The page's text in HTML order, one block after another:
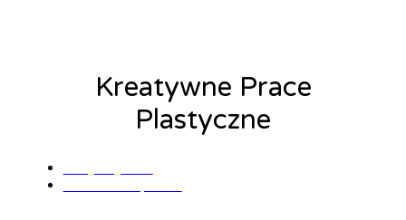
Kreatywne Prace
Plastyczne